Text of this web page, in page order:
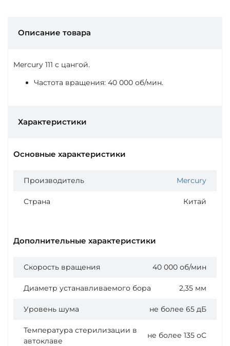
Описание товара
Mercury 111 с цангой.
Частота вращения: 40 000 об/мин.
Характеристики
Основные характеристики
Производитель Mercury
Страна Китай
Дополнительные характеристики
Скорость вращения 40 000 об/мин
Диаметр устанавливаемого бора 2,35 мм
Уровень шума не более 65 дБ
Температура стерилизации в
автоклаве
не более 135 oC